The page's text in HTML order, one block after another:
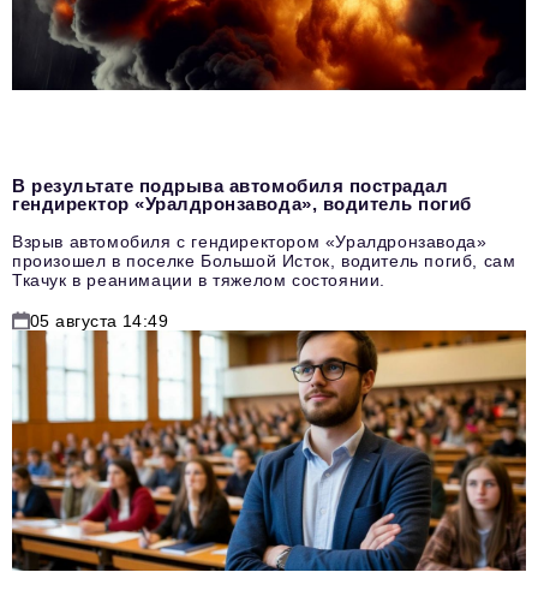
В результате подрыва автомобиля пострадал
гендиректор «Уралдронзавода», водитель погиб
Взрыв автомобиля с гендиректором «Уралдронзавода»
произошел в поселке Большой Исток, водитель погиб, сам
Ткачук в реанимации в тяжелом состоянии.
05 августа 14:49